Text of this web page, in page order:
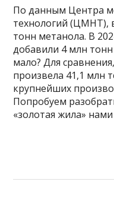
По данным Центра
технологий (ЦМНТ),
тонн метанола. В
добавили 4 млн
мало? Для
произвела 41,1 млн
крупнейших
Попробуем
«золотая жила» нами